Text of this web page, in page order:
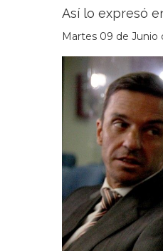
Así lo expresó
Martes 09 de Junio